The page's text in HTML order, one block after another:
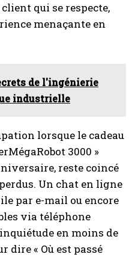
qui se respecte,
menaçante en
de l'ingénierie
industrielle
lorsque le cadeau
3000 »
reste coincé
Un chat en ligne
par e-mail ou encore
via téléphone
en moins de
dire « Où est passé